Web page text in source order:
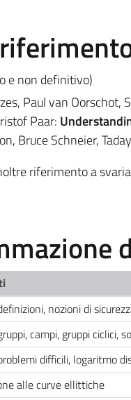
e non definitivo)
Paul van Oorschot,
Paar:
Bruce Schneier,
riferimento a
nozioni di
campi, gruppi ciclici,
difficili, logaritmo
alle curve ellittiche